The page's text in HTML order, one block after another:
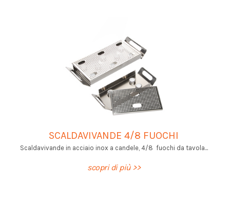
SCALDAVIVANDE 4/8 FUOCHI
Scaldavivande in acciaio inox a candele, 4/8 fuochi da tavola...
scopri di più >>